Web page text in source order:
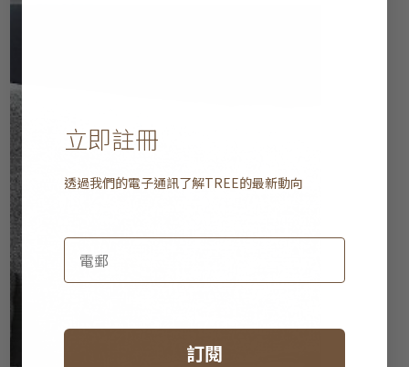
立即註冊
透過我們的電子通訊了解TREE的最新動向
訂閱